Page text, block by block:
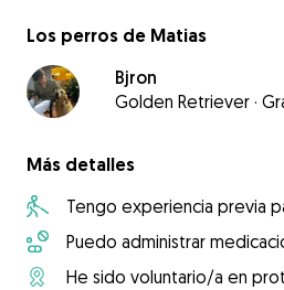
Los perros de Matias
Bjron
Golden Retriever ·
Más detalles
Tengo experiencia previa
Puedo administrar
He sido voluntario/a en